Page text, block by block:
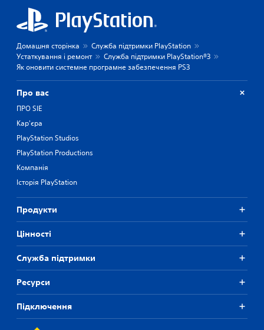
Домашня сторінка
Служба підтримки PlayStation
Устаткування і ремонт
Служба підтримки PlayStation®3
Як оновити системне програмне забезпечення PS3
Про вас
ПРО SIE
Кар'єра
PlayStation Studios
PlayStation Productions
Компанія
Історія PlayStation
Продукти
Цiнностi
Служба підтримки
Ресурси
Підключення